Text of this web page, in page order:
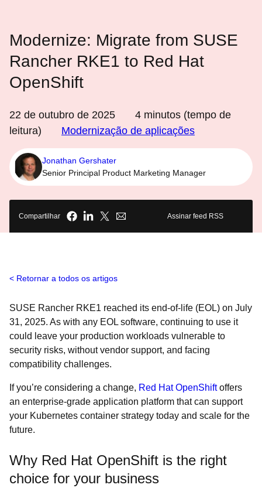
Modernize: Migrate from SUSE
Rancher RKE1 to Red Hat
OpenShift
22 de outubro de 2025 4 minutos (tempo de
leitura)
Modernização de aplicações
Jonathan Gershater
Senior Principal Product Marketing Manager
Compartilhar Assinar feed RSS
Retornar a todos os artigos
SUSE Rancher RKE1 reached its end-of-life (EOL) on July
31, 2025. As with any EOL software, continuing to use it
could leave your production workloads vulnerable to
security risks, without vendor support, and facing
compatibility challenges.
If you’re considering a change, Red Hat OpenShiftoffers
an enterprise-grade application platform that can support
your Kubernetes container strategy today and scale for the
future.
Why Red Hat OpenShift is the right
choice for your business